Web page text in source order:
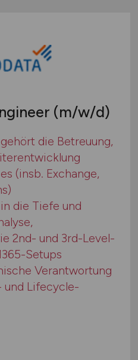
(m/w/d)
die Betreuung,
(insb. Exchange,
die Tiefe und
2nd- und 3rd-Level-
Setups
Verantwortung
und Lifecycle-